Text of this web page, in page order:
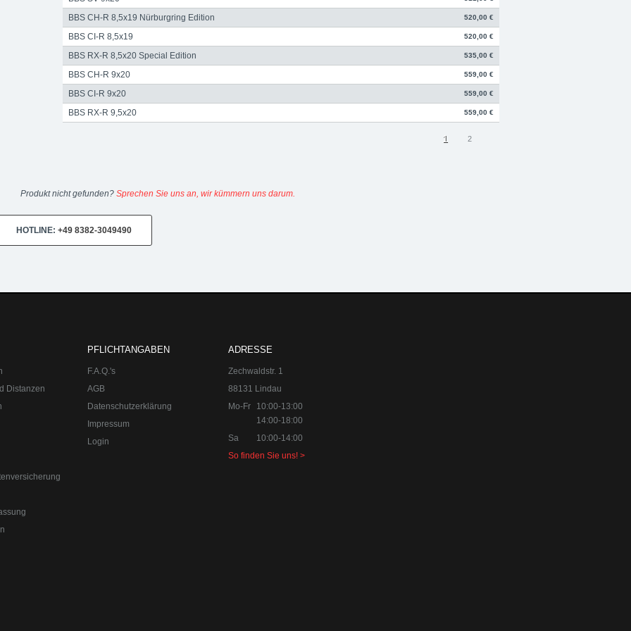
BBS CH-R 8,5x19 Nürburgring Edition 520,00 €
BBS CI-R 8,5x19 520,00 €
BBS RX-R 8,5x20 Special Edition 535,00 €
BBS CH-R 9x20 559,00 €
BBS CI-R 9x20 559,00 €
BBS RX-R 9,5x20 559,00 €
1 2
Produkt nicht gefunden? Sprechen Sie uns an, wir kümmern uns darum.
HOTLINE: +49 8382-3049490
8382-3049491
Distanzen
PFLICHTANGABEN
F.A.Q.'s
AGB
Datenschutzerklärung
Impressum
Login
ADRESSE
Zechwaldstr. 1
88131 Lindau
Mo-Fr
10:00-13:00
14:00-18:00
Sa
10:00-14:00
So finden Sie uns! >